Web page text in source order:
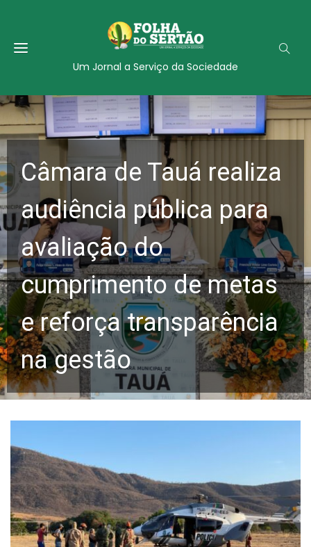
Um Jornal a Serviço da Sociedade
Câmara de Tauá realiza
audiência pública para
avaliação do
cumprimento de metas
e reforça transparência
na gestão